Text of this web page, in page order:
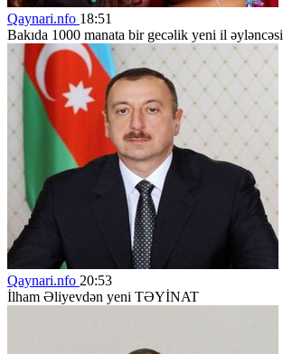
Qaynari.nfo 18:51
Bakıda 1000 manata bir gecəlik yeni il əyləncəsi
Qaynari.nfo 20:53
İlham Əliyevdən yeni TƏYİNAT